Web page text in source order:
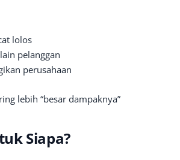
lolos
pelanggan
perusahaan
lebih “besar dampaknya”
Siapa?